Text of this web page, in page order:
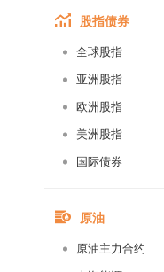
股指债券
全球股指
亚洲股指
欧洲股指
美洲股指
国际债券
原油
原油主力合约